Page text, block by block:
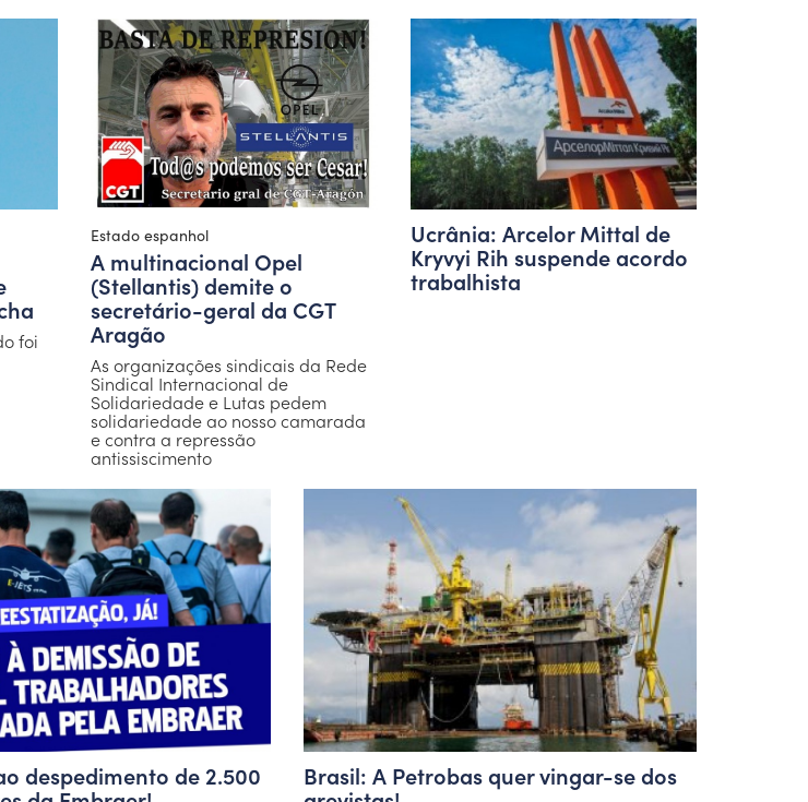
foi
Estado espanhol
A multinacional Opel
(Stellantis) demite o
secretário-geral da CGT
Aragão
As organizações sindicais da Rede
Sindical Internacional de
Solidariedade e Lutas pedem
solidariedade ao nosso camarada
e contra a repressão
antissiscimento
Ucrânia: Arcelor Mittal de
Kryvyi Rih suspende acordo
trabalhista
despedimento de 2.500 Brasil: A Petrobas quer vingar-se dos